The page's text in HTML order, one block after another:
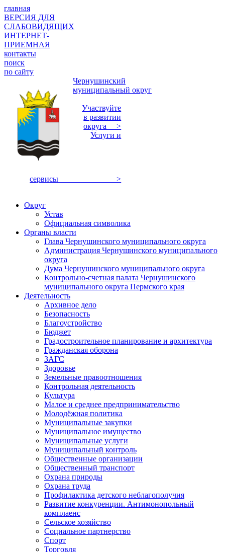
главная
ВЕРСИЯ ДЛЯ
СЛАБОВИДЯЩИХ
ИНТЕРНЕТ-
ПРИЕМНАЯ
контакты
поиск
по сайту
Чернушинский
муниципальный округ
Участвуйте
в развитии
округа >
Услуги и
сервисы >
Округ
Устав
Официальная символика
Органы власти
Глава Чернушинского муниципального округа
Администрация Чернушинского муниципального
округа
Дума Чернушинского муниципального округа
Контрольно-счетная палата Чернушинского
муниципального округа Пермского края
Деятельность
Архивное дело
Безопасность
Благоустройство
Бюджет
Градостроительное планирование и архитектура
Гражданская оборона
ЗАГС
Здоровье
Земельные правоотношения
Контрольная деятельность
Культура
Малое и среднее предпринимательство
Молодёжная политика
Муниципальные закупки
Муниципальное имущество
Муниципальные услуги
Муниципальный контроль
Общественные организации
Общественный транспорт
Охрана природы
Охрана труда
Профилактика детского неблагополучия
Развитие конкуренции. Антимонопольный
комплаенс
Сельское хозяйство
Социальное партнерство
Спорт
Торговля